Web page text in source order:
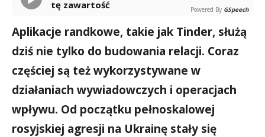
tę zawartość
Powered By GSpeech
Aplikacje randkowe, takie jak Tinder, służą
dziś nie tylko do budowania relacji. Coraz
częściej są też wykorzystywane w
działaniach wywiadowczych i operacjach
wpływu. Od początku pełnoskalowej
rosyjskiej agresji na Ukrainę stały się